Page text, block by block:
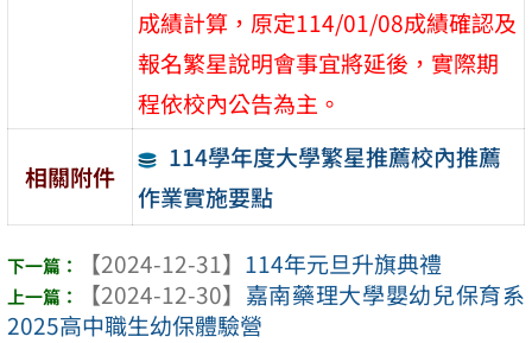
成績計算，原定114/01/08成績確認及
報名繁星說明會事宜將延後，實際期
程依校內公告為主。
相關附件
114學年度大學繁星推薦校內推薦
作業實施要點
【2024-12-31】 114年元旦升旗典禮
【2024-12-30】 嘉南藥理大學嬰幼兒保育系
2025高中職生幼保體驗營